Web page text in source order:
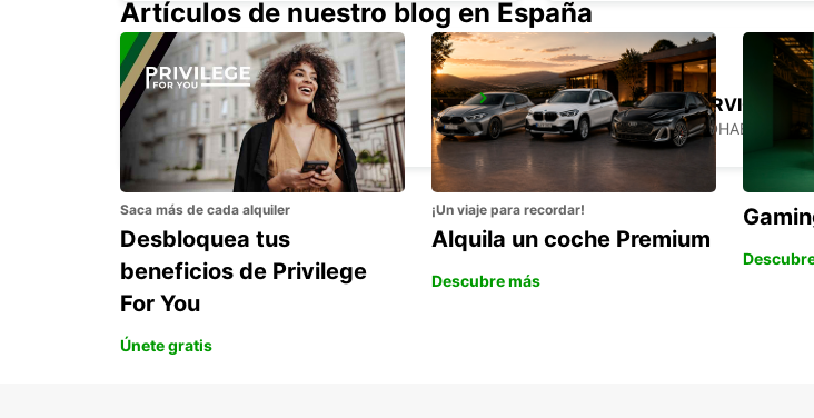
ABU DHABI MUSHRIF MALL
ABU DHABI - ABU DHABI ABU DHABI - ABU DHABI
Artículos de nuestro blog en España
Saca más de cada alquiler
Desbloquea tus
beneficios de Privilege
For You
Únete gratis
¡Un viaje para recordar!
Alquila un coche Premium
Descubre más